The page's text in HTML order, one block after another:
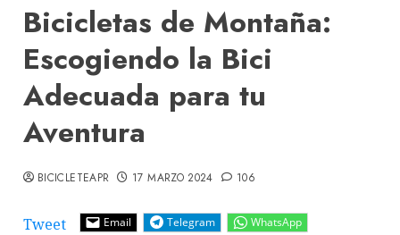
Bicicletas de Montaña:
Escogiendo la Bici
Adecuada para tu
Aventura
Tweet Email Telegram
WhatsApp
BICICLETEAPR 17 MARZO 2024 106